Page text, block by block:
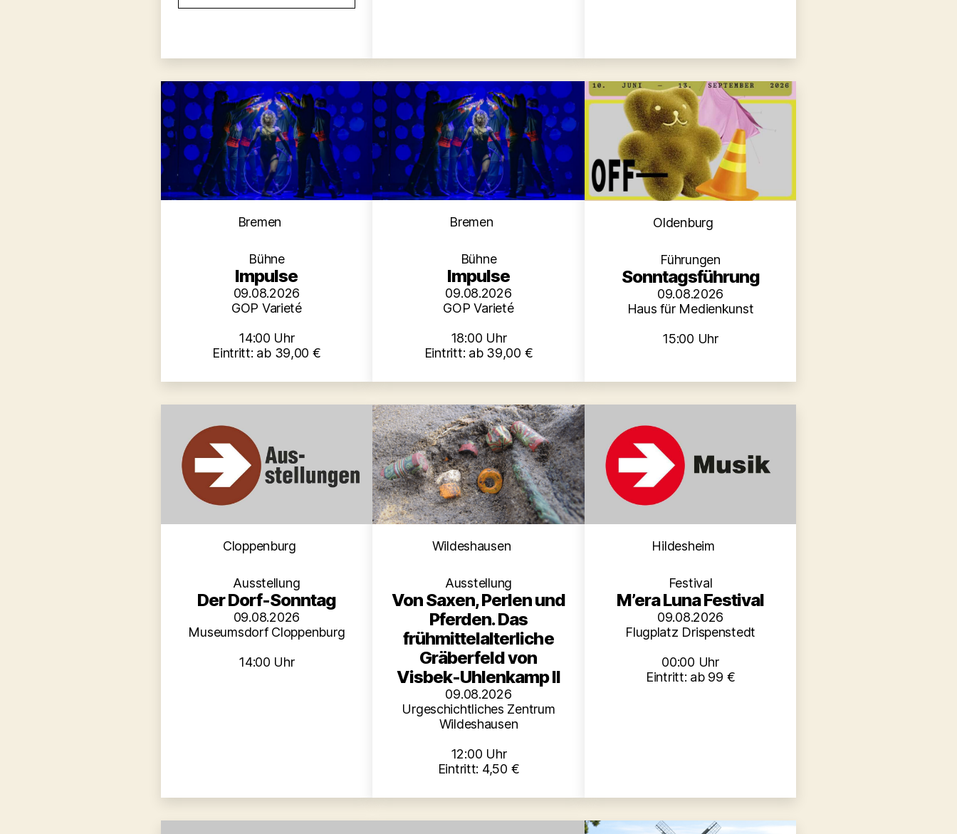
Kategorien
Bremen
Bühne
Impulse
09.08.2026
GOP Varieté
14:00 Uhr
Eintritt: ab 39,00 €
Kategorien
Bremen
Bühne
Impulse
09.08.2026
GOP Varieté
18:00 Uhr
Eintritt: ab 39,00 €
Kategorien
Oldenburg
Führungen
Sonntagsführung
09.08.2026
Haus für Medienkunst
15:00 Uhr
Kategorien
Cloppenburg
Ausstellung
Der Dorf-Sonntag
09.08.2026
Museumsdorf Cloppenburg
14:00 Uhr
Kategorien
Wildeshausen
Ausstellung
Von Saxen, Perlen und
Pferden. Das
frühmittelalterliche
Gräberfeld von
Visbek-Uhlenkamp II
09.08.2026
Urgeschichtliches Zentrum
Wildeshausen
12:00 Uhr
Eintritt: 4,50 €
Kategorien
Hildesheim
Festival
M’era Luna Festival
09.08.2026
Flugplatz Drispenstedt
00:00 Uhr
Eintritt: ab 99 €